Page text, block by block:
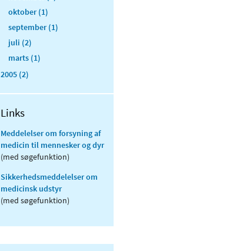
oktober (1)
september (1)
juli (2)
marts (1)
2005 (2)
Links
Meddelelser om forsyning af
medicin til mennesker og dyr
(med søgefunktion)
Sikkerhedsmeddelelser om
medicinsk udstyr
(med søgefunktion)